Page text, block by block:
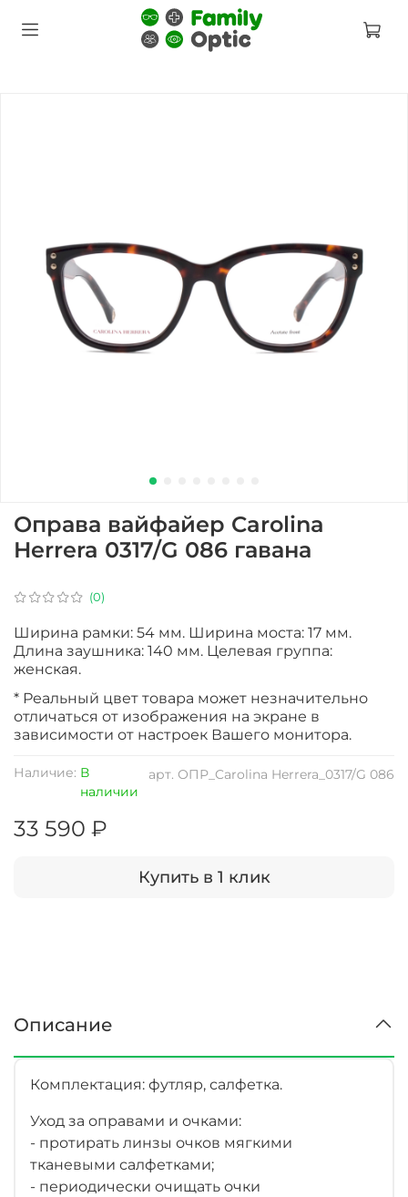
(0)
арт. ОПР_Carolina Herrera_0317/G 086
Наличие: В
наличии
Оправа вайфайер Carolina
Herrera 0317/G 086 гавана
33 590 ₽
Купить в 1 клик
Ширина рамки: 54 мм. Ширина моста: 17 мм.
Длина заушника: 140 мм. Целевая группа:
женская.
* Реальный цвет товара может незначительно
отличаться от изображения на экране в
зависимости от настроек Вашего монитора.
Описание
Комплектация: футляр, салфетка.
Уход за оправами и очками:
- протирать линзы очков мягкими
тканевыми салфетками;
- периодически очищать очки